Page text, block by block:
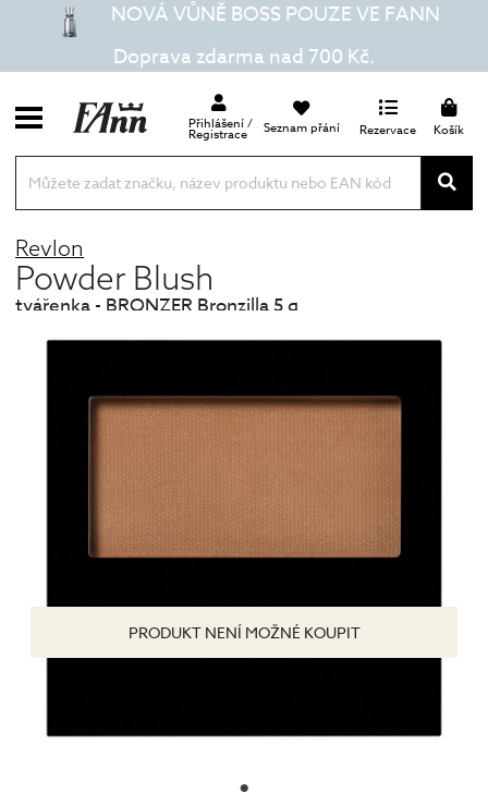
NOVÁ VŮNĚ BOSS POUZE VE FANN
Doprava zdarma nad 700 Kč.
Přihlášení /
Registrace Seznam přání Rezervace Košík
Revlon
Powder Blush
tvářenka - BRONZER Bronzilla 5 g
PRODUKT NENÍ MOŽNÉ KOUPIT